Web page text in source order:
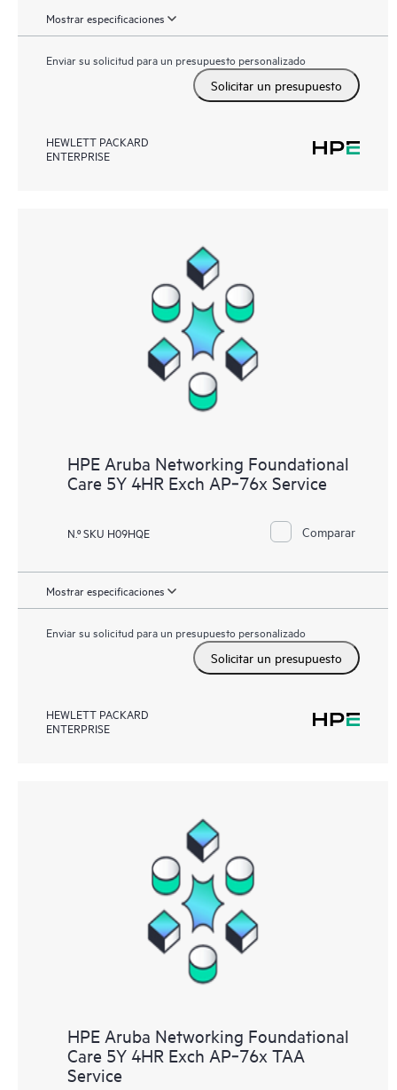
Mostrar especificaciones
Enviar su solicitud para un presupuesto personalizado
Solicitar un presupuesto
HEWLETT PACKARD
ENTERPRISE
HPE Aruba Networking Foundational
Care 5Y 4HR Exch AP‑76x Service
N.º SKU H09HQE Comparar
Mostrar especificaciones
Enviar su solicitud para un presupuesto personalizado
Solicitar un presupuesto
HEWLETT PACKARD
ENTERPRISE
HPE Aruba Networking Foundational
Care 5Y 4HR Exch AP‑76x TAA
Service